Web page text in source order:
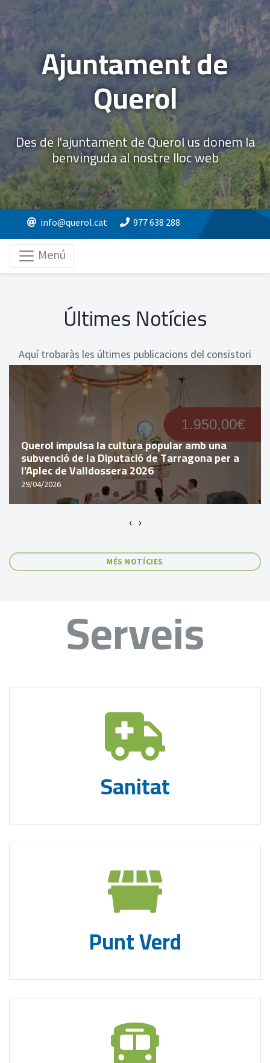
Ajuntament de
Querol
Des de l'ajuntament de Querol us donem la
benvinguda al nostre lloc web
info@querol.cat 977 638 288
Menú
Últimes Notícies
Aquí trobaràs les últimes publicacions del consistori
Querol impulsa la cultura popular amb una
subvenció de la Diputació de Tarragona per a
l’Aplec de Valldossera 2026
29/04/2026
‹ ›
MÉS NOTÍCIES
Serveis
Sanitat
Punt Verd